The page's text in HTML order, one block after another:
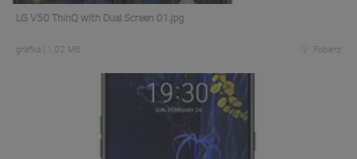
LG V50 ThinQ with Dual Screen 01.jpg
grafika 1,02 MB Pobierz